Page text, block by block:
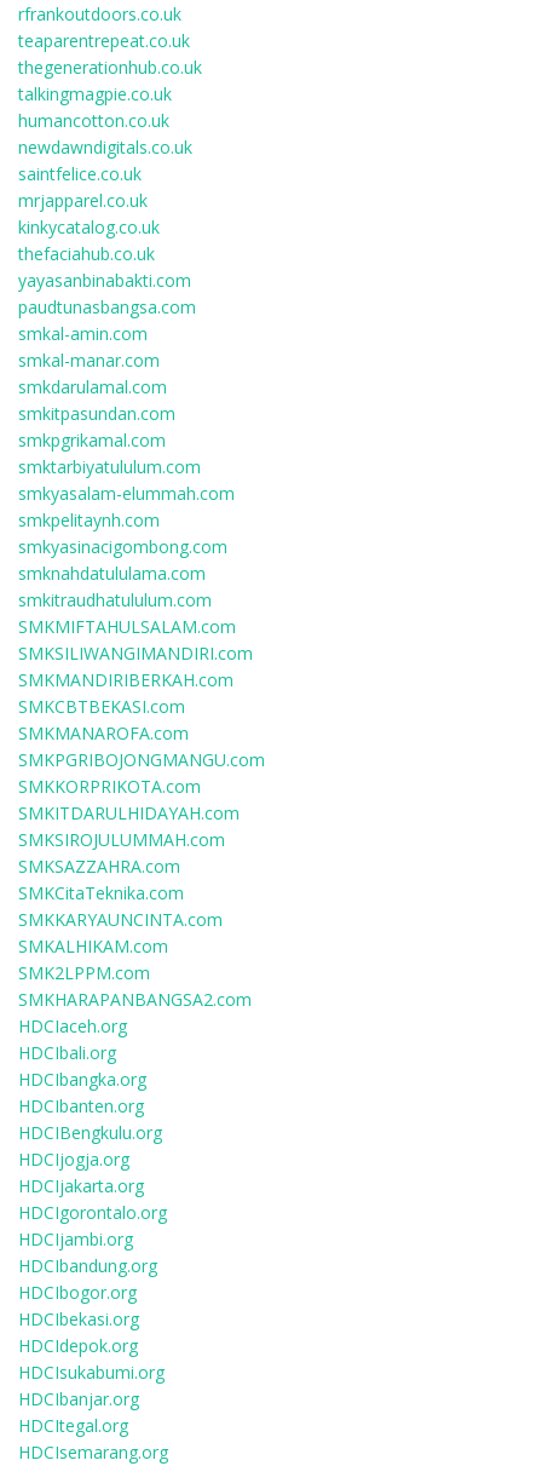
rfrankoutdoors.co.uk
teaparentrepeat.co.uk
thegenerationhub.co.uk
talkingmagpie.co.uk
humancotton.co.uk
newdawndigitals.co.uk
saintfelice.co.uk
mrjapparel.co.uk
kinkycatalog.co.uk
thefaciahub.co.uk
yayasanbinabakti.com
paudtunasbangsa.com
smkal-amin.com
smkal-manar.com
smkdarulamal.com
smkitpasundan.com
smkpgrikamal.com
smktarbiyatululum.com
smkyasalam-elummah.com
smkpelitaynh.com
smkyasinacigombong.com
smknahdatululama.com
smkitraudhatululum.com
SMKMIFTAHULSALAM.com
SMKSILIWANGIMANDIRI.com
SMKMANDIRIBERKAH.com
SMKCBTBEKASI.com
SMKMANAROFA.com
SMKPGRIBOJONGMANGU.com
SMKKORPRIKOTA.com
SMKITDARULHIDAYAH.com
SMKSIROJULUMMAH.com
SMKSAZZAHRA.com
SMKCitaTeknika.com
SMKKARYAUNCINTA.com
SMKALHIKAM.com
SMK2LPPM.com
SMKHARAPANBANGSA2.com
HDCIaceh.org
HDCIbali.org
HDCIbangka.org
HDCIbanten.org
HDCIBengkulu.org
HDCIjogja.org
HDCIjakarta.org
HDCIgorontalo.org
HDCIjambi.org
HDCIbandung.org
HDCIbogor.org
HDCIbekasi.org
HDCIdepok.org
HDCIsukabumi.org
HDCIbanjar.org
HDCItegal.org
HDCIsemarang.org